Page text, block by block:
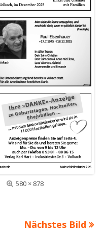
Volle
580 × 878
Nächstes Bild